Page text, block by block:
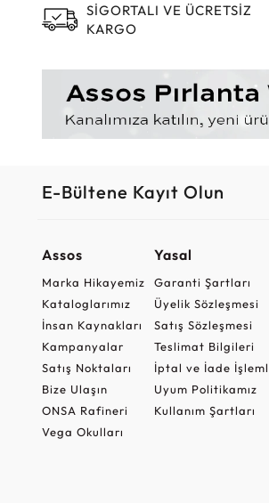
SİGORTALI VE ÜCRETSİZ
KARGO
E-Bültene Kayıt Olun
Assos
Marka Hikayemiz
Kataloglarımız
İnsan Kaynakları
Kampanyalar
Satış Noktaları
Bize Ulaşın
ONSA Rafineri
Vega Okulları
Yasal
Garanti Şartları
Üyelik Sözleşmesi
Satış Sözleşmesi
Teslimat Bilgileri
İptal ve İade
Uyum Politikamız
Kullanım Şartları